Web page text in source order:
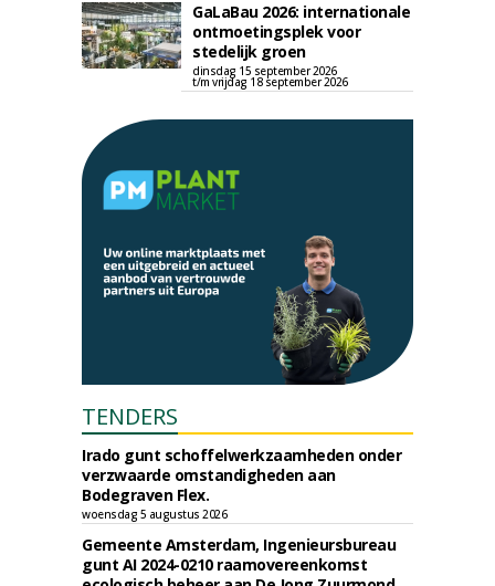
GaLaBau 2026: internationale
ontmoetingsplek voor
stedelijk groen
dinsdag 15 september 2026
t/m vrijdag 18 september 2026
TENDERS
Irado gunt schoffelwerkzaamheden onder
verzwaarde omstandigheden aan
Bodegraven Flex.
woensdag 5 augustus 2026
Gemeente Amsterdam, Ingenieursbureau
gunt AI 2024-0210 raamovereenkomst